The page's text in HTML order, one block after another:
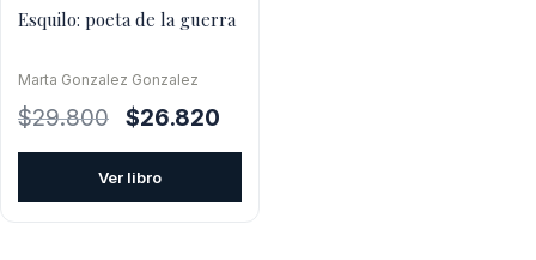
Esquilo: poeta de la guerra
Marta Gonzalez Gonzalez
$29.800
El
original
era:
$26.820
es:
Ver libro